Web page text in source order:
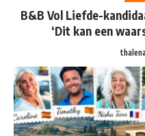
B&B Vol Liefde-
‘Dit kan een